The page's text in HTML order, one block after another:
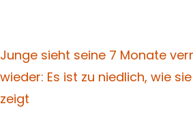
Junge sieht seine 7 Monate
wieder: Es ist zu niedlich, wie
zeigt